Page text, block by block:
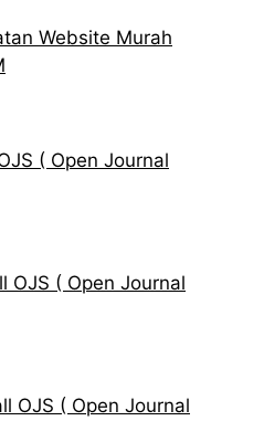
Website Murah
( Open Journal
OJS ( Open Journal
OJS ( Open Journal